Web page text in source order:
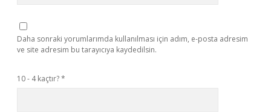
Daha sonraki yorumlarımda kullanılması için adım, e-posta adresim
ve site adresim bu tarayıcıya kaydedilsin.
10 - 4 kaçtır?*